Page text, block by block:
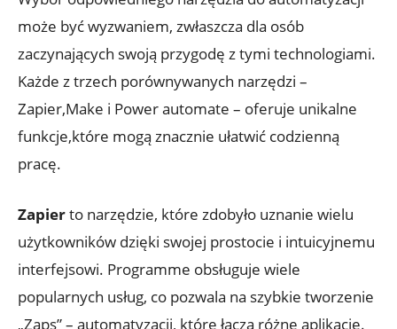
może być wyzwaniem, zwłaszcza dla osób
zaczynających swoją przygodę z ​tymi technologiami.
Każde z trzech porównywanych narzędzi –
Zapier,Make i Power automate – oferuje unikalne
funkcje,które mogą znacznie ułatwić⁣ codzienną
pracę.
Zapierto narzędzie, które zdobyło uznanie wielu
użytkowników dzięki swojej ⁢prostocie i intuicyjnemu
interfejsowi. Programme obsługuje wiele
popularnych⁤ usług, co pozwala na ⁣szybkie tworzenie
„Zaps” – automatyzacji, które łączą różne aplikacje.